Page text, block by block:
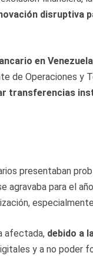
disruptiva
en Venezuela
de Operaciones y
transferencias
presentaban
agravaba para el
afectada, debido a
y a no poder